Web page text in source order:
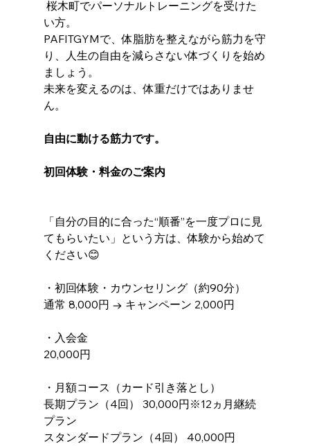
い方。
PAFITGYMで、体脂肪を整えながら筋力を守
り、人生の自由を減らさない体づくりを始め
ましょう。
未来を変えるのは、体重だけではありませ
ん。
自由に動ける筋力です。
初回体験・料金のご案内
「自分の目的に合った“順番”を一度プロに見
てもらいたい」という方は、体験から始めて
ください😊
・初回体験・カウンセリング（約90分）
通常 8,000円 → キャンペーン 2,000円
・入会金
20,000円
・月額コース（カード引き落とし）
長期プラン（4回） 30,000円※12ヵ月継続
プラン
スタンダードプラン（4回） 40,000円